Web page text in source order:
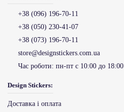
+38 (096) 196-70-11
+38 (050) 230-41-07
+38 (073) 196-70-11
store@designstickers.com.ua
Час роботи: пн-пт с 10:00 до 18:00
Design Stickers:
Доставка і оплата